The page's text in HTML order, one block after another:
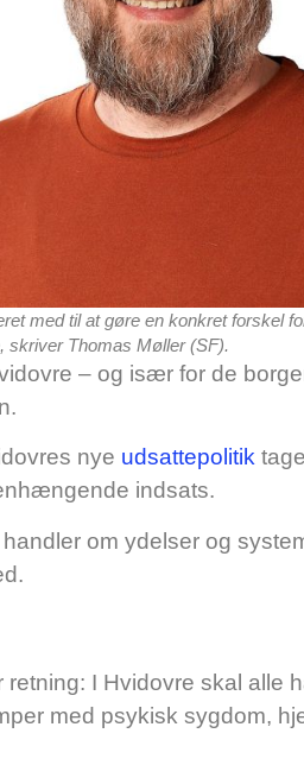
med til at gøre en konkret forskel
skriver Thomas Møller (SF).
– og især for de
nye udsattepolitik
indsats.
om ydelser og
I Hvidovre skal alle
med psykisk sygdom,